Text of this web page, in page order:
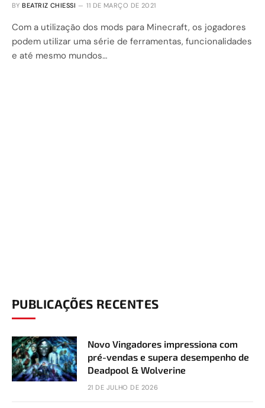
BY BEATRIZ CHIESSI 11 DE MARÇO DE 2021
Com a utilização dos mods para Minecraft, os jogadores
podem utilizar uma série de ferramentas, funcionalidades
e até mesmo mundos…
PUBLICAÇÕES RECENTES
Novo Vingadores impressiona com
pré-vendas e supera desempenho de
Deadpool & Wolverine
21 DE JULHO DE 2026